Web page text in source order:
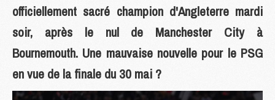
officiellement sacré champion d'Angleterre mardi
soir, après le nul de Manchester City à
Bournemouth. Une mauvaise nouvelle pour le PSG
en vue de la finale du 30 mai ?